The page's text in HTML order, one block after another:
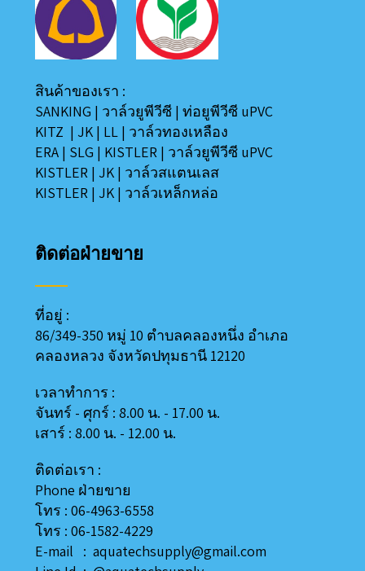
สินค้าของเรา :
SANKING | วาล์วยูพีวีซี |ท่อยูพีวีซี uPVC
KITZ | JK | LL | วาล์วทองเหลือง
ERA | SLG | KISTLER | วาล์วยูพีวีซี uPVC
KISTLER | JK | วาล์วสแตนเลส
KISTLER | JK | วาล์วเหล็กหล่อ
ติดต่อฝ่ายขาย
ที่อยู่ :
86/349-350 หมู่ 10 ตำบลคลองหนึ่ง อำเภอ
คลองหลวง จังหวัดปทุมธานี 12120
เวลาทำการ :
จันทร์ - ศุกร์ : 8.00 น. - 17.00 น.
เสาร์ : 8.00 น. - 12.00 น.
ติดต่อเรา :
Phone ฝ่ายขาย
โทร : 06-4963-6558
โทร : 06-1582-4229
E-mail : aquatechsupply@gmail.com